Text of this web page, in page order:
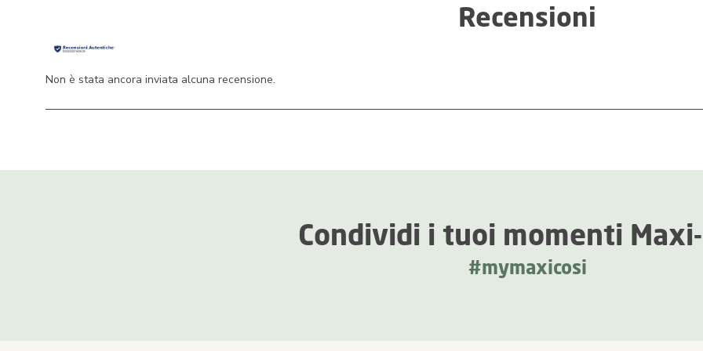
Condividi i tuoi momenti
#mymaxicosi
Recensioni
Non è stata ancora inviata alcuna recensione.